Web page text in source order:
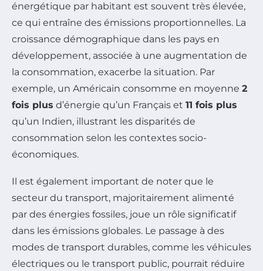
énergétique par habitant est souvent très élevée,
ce qui entraîne des émissions proportionnelles. La
croissance démographique dans les pays en
développement, associée à une augmentation de
la consommation, exacerbe la situation. Par
exemple, un Américain consomme en moyenne 2
fois plus d’énergie qu’un Français et 11 fois plus
qu’un Indien, illustrant les disparités de
consommation selon les contextes socio-
économiques.
Il est également important de noter que le
secteur du transport, majoritairement alimenté
par des énergies fossiles, joue un rôle significatif
dans les émissions globales. Le passage à des
modes de transport durables, comme les véhicules
électriques ou le transport public, pourrait réduire